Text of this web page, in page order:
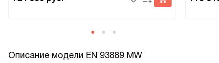
Описание модели EN 93889 MW